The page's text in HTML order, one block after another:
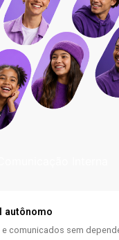
autônomo
comunicados sem